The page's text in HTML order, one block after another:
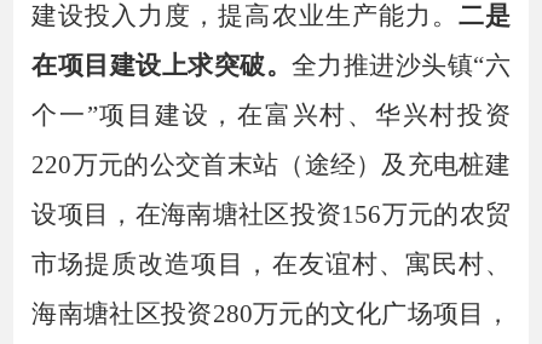
建设投入力度，提高农业生产能力。 二是
在项目建设上求突破。 全力推进沙头镇“六
个一”项目建设，在富兴村、华兴村投资
220万元的公交首末站（途经）及充电桩建
设项目 ，在海南塘社区投资156万元的农贸
市场提质改造项目，在友谊村、寓民村、
海南塘社区投资280万元的文化广场项目，